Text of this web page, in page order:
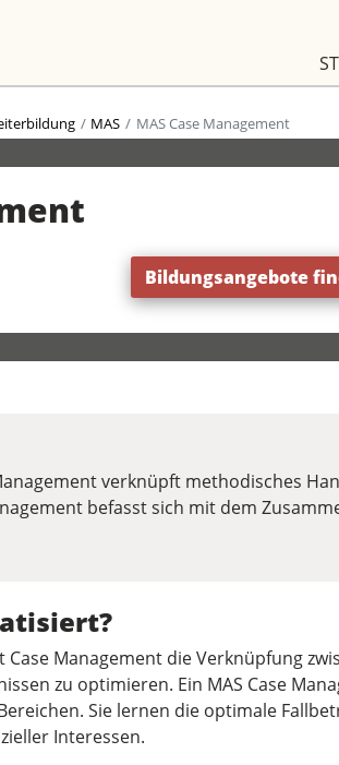
MAS MAS Case Management
Bildungsangebote
verknüpft methodisches
befasst sich mit dem
Management die Verknüpfung
zu optimieren. Ein MAS Case
Sie lernen die optimale
Interessen.